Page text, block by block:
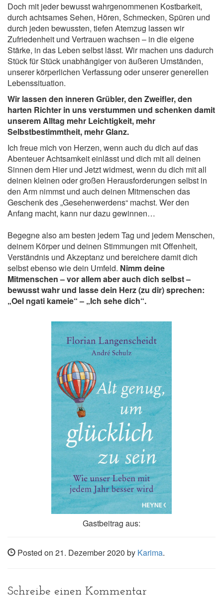
Doch mit jeder bewusst wahrgenommenen Kostbarkeit,
durch achtsames Sehen, Hören, Schmecken, Spüren und
durch jeden bewussten, tiefen Atemzug lassen wir
Zufriedenheit und Vertrauen wachsen – in die eigene
Stärke, in das Leben selbst lässt. Wir machen uns dadurch
Stück für Stück unabhängiger von äußeren Umständen,
unserer körperlichen Verfassung oder unserer generellen
Lebenssituation.
Wir lassen den inneren Grübler, den Zweifler, den
harten Richter in uns verstummen und schenken damit
unserem Alltag mehr Leichtigkeit, mehr
Selbstbestimmtheit, mehr Glanz.
Ich freue mich von Herzen, wenn auch du dich auf das
Abenteuer Achtsamkeit einlässt und dich mit all deinen
Sinnen dem Hier und Jetzt widmest, wenn du dich mit all
deinen kleinen oder großen Herausforderungen selbst in
den Arm nimmst und auch deinen Mitmenschen das
Geschenk des „Gesehenwerdens“ machst. Wer den
Anfang macht, kann nur dazu gewinnen…
Begegne also am besten jedem Tag und jedem Menschen,
deinem Körper und deinen Stimmungen mit Offenheit,
Verständnis und Akzeptanz und bereichere damit dich
selbst ebenso wie dein Umfeld. Nimm deine
Mitmenschen – vor allem aber auch dich selbst –
bewusst wahr und lasse dein Herz (zu dir) sprechen:
„Oel ngati kameie“ – „Ich sehe dich“.
Gastbeitrag aus:
Posted on 21. Dezember 2020 by Karima.
Schreibe einen Kommentar